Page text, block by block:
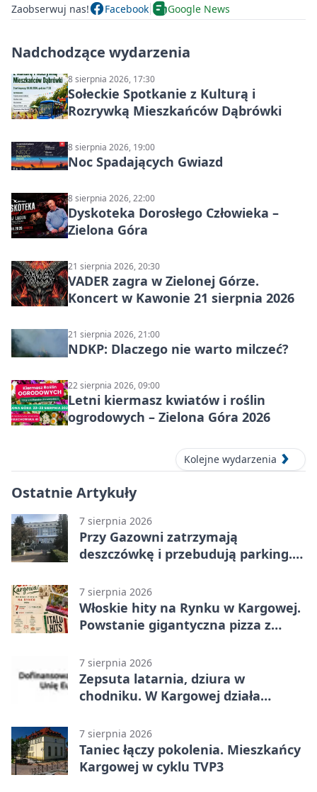
Zaobserwuj nas! Facebook Google News
Nadchodzące wydarzenia
8 sierpnia 2026, 17:30
Sołeckie Spotkanie z Kulturą i
Rozrywką Mieszkańców Dąbrówki
8 sierpnia 2026, 19:00
Noc Spadających Gwiazd
8 sierpnia 2026, 22:00
Dyskoteka Dorosłego Człowieka –
Zielona Góra
21 sierpnia 2026, 20:30
VADER zagra w Zielonej Górze.
Koncert w Kawonie 21 sierpnia 2026
21 sierpnia 2026, 21:00
NDKP: Dlaczego nie warto milczeć?
22 sierpnia 2026, 09:00
Letni kiermasz kwiatów i roślin
ogrodowych – Zielona Góra 2026
Kolejne wydarzenia
Ostatnie Artykuły
7 sierpnia 2026
Przy Gazowni zatrzymają
deszczówkę i przebudują parking.
7 sierpnia 2026
Włoskie hity na Rynku w Kargowej.
Powstanie gigantyczna pizza z
7 sierpnia 2026
Zepsuta latarnia, dziura w
chodniku. W Kargowej działa
7 sierpnia 2026
Taniec łączy pokolenia. Mieszkańcy
Kargowej w cyklu TVP3